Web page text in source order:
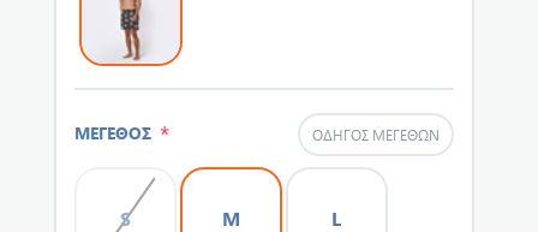
ΜΕΓΕΘΟΣ * ΟΔΗΓΌΣ ΜΕΓΕΘΏΝ
S M L